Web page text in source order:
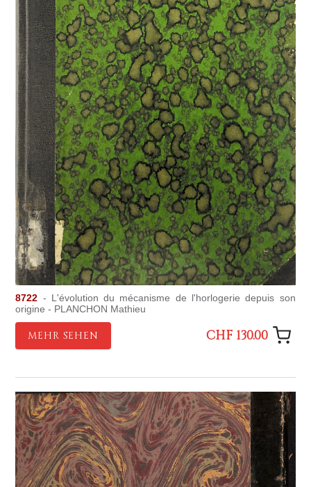
8722 - L'évolution du mécanisme de l'horlogerie depuis son
origine - PLANCHON Mathieu
MEHR SEHEN CHF 130.00